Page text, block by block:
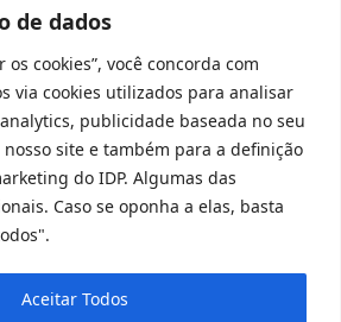
de dados
os cookies”, você concorda com
via cookies utilizados para analisar
publicidade baseada no seu
site e também para a definição
do IDP. Algumas das
Caso se oponha a elas, basta
Aceitar Todos
aqui o cadastro da Instituição no Sistema e-
MEC